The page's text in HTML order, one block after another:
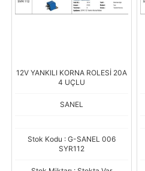
12V YANKILI KORNA ROLESİ 20A
4 UÇLU
SANEL
Stok Kodu : G-SANEL 006
SYR112